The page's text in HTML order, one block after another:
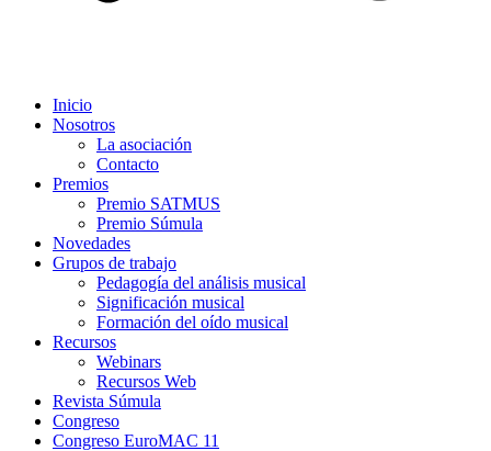
Inicio
Nosotros
La asociación
Contacto
Premios
Premio SATMUS
Premio Súmula
Novedades
Grupos de trabajo
Pedagogía del análisis musical
Significación musical
Formación del oído musical
Recursos
Webinars
Recursos Web
Revista Súmula
Congreso
Congreso EuroMAC 11